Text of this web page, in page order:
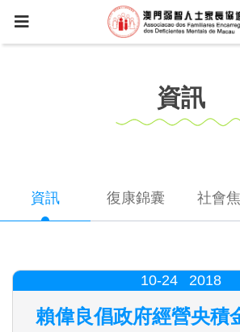
資訊
資訊 復康錦囊 社會
10-24 2018
賴偉良倡政府經營央積